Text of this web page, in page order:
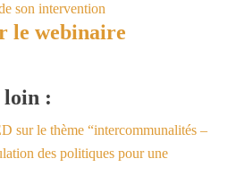
son intervention
le webinaire
loin :
sur le thème “intercommunalités –
des politiques pour une